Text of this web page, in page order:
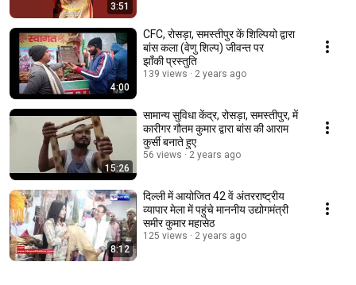
3:51
4:00
CFC, रोसड़ा, समस्तीपुर कें शिल्पियो द्वारा
बांस कला (वेणु शिल्प) जीवन्त पर
झाँकी प्रस्तुति
139 views 2 years ago
15:26
सामान्य सुविधा केंद्र, रोसड़ा, समस्तीपुर, में
कारीगर गौतम कुमार द्वारा बांस की आराम
कुर्सी बनाते हुए
56 views 2 years ago
8:12
दिल्ली में आयोजित 42 वें अंतरराष्ट्रीय
व्यापार मेला में पहुंचे माननीय उद्योगमंत्री
समीर कुमार महासेठ
125 views 2 years ago